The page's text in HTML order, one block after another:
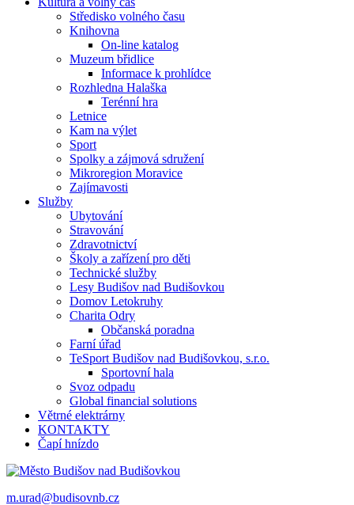
Středisko volného času
Knihovna
On-line katalog
Muzeum břidlice
Informace k prohlídce
Rozhledna Halaška
Terénní hra
Letnice
Kam na výlet
Sport
Spolky a zájmová sdružení
Mikroregion Moravice
Zajímavosti
Služby
Ubytování
Stravování
Zdravotnictví
Školy a zařízení pro děti
Technické služby
Lesy Budišov nad Budišovkou
Domov Letokruhy
Charita Odry
Občanská poradna
Farní úřad
TeSport Budišov nad Budišovkou, s.r.o.
Sportovní hala
Svoz odpadu
Global financial solutions
Větrné elektrárny
KONTAKTY
Čapí hnízdo
m.urad@budisovnb.cz